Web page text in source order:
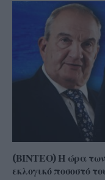
(ΒΙΝΤΕΟ) Η ώρα των
εκλογικό ποσοστό